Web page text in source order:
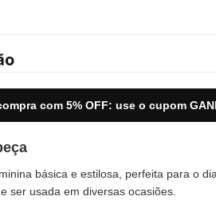
com 5% OFF: use o cupom
básica e estilosa, perfeita para o
ser usada em diversas ocasiões.